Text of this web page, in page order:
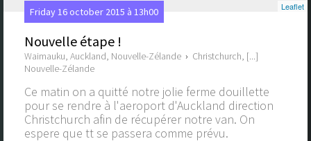
Leaflet
Friday 16 october 2015 à 13h00
Nouvelle étape !
Waimauku, Auckland, Nouvelle-Zélande › Christchurch, [...]
Nouvelle-Zélande
Ce matin on a quitté notre jolie ferme douillette
pour se rendre à l'aeroport d'Auckland direction
Christchurch afin de récupérer notre van. On
espere que tt se passera comme prévu.